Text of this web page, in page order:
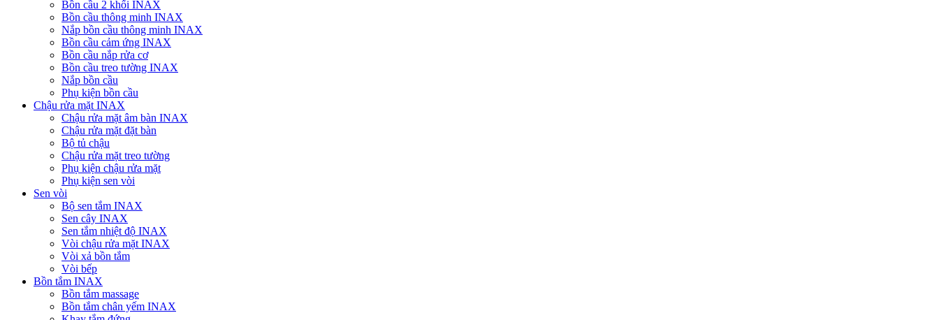
Bồn cầu 2 khối INAX
Bồn cầu thông minh INAX
Nắp bồn cầu thông minh INAX
Bồn cầu cảm ứng INAX
Bồn cầu nắp rửa cơ
Bồn cầu treo tường INAX
Nắp bồn cầu
Phụ kiện bồn cầu
Chậu rửa mặt INAX
Chậu rửa mặt âm bàn INAX
Chậu rửa mặt đặt bàn
Bộ tủ chậu
Chậu rửa mặt treo tường
Phụ kiện chậu rửa mặt
Phụ kiện sen vòi
Sen vòi
Bộ sen tắm INAX
Sen cây INAX
Sen tắm nhiệt độ INAX
Vòi chậu rửa mặt INAX
Vòi xả bồn tắm
Vòi bếp
Bồn tắm INAX
Bồn tắm massage
Bồn tắm chân yếm INAX